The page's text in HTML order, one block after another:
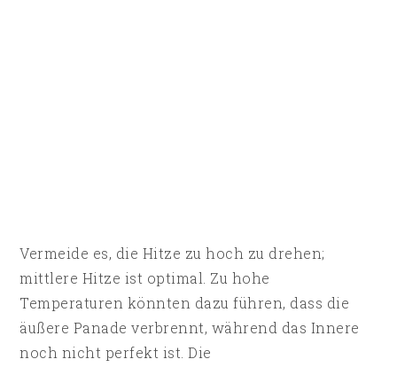
Vermeide es, die Hitze zu hoch zu drehen;
mittlere Hitze ist optimal. Zu hohe
Temperaturen könnten dazu führen, dass die
äußere Panade verbrennt, während das Innere
noch nicht perfekt ist. Die